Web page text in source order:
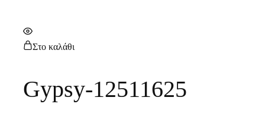
Στο καλάθι
Gypsy-12511625